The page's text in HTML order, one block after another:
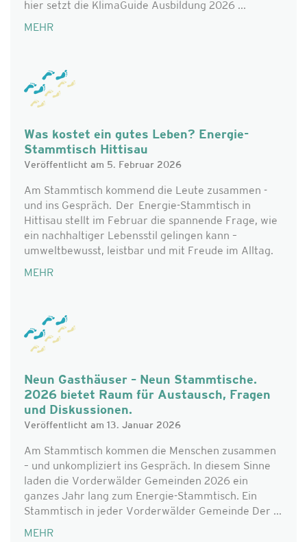
hier setzt die KlimaGuide Ausbildung 2026 ...
MEHR
Was kostet ein gutes Leben? Energie-
Stammtisch Hittisau
Veröffentlicht am 5. Februar 2026
Am Stammtisch kommend die Leute zusammen -
und ins Gespräch. Der Energie-Stammtisch in
Hittisau stellt im Februar die spannende Frage, wie
ein nachhaltiger Lebensstil gelingen kann –
umweltbewusst, leistbar und mit Freude im Alltag.
MEHR
Neun Gasthäuser – Neun Stammtische.
2026 bietet Raum für Austausch, Fragen
und Diskussionen.
Veröffentlicht am 13. Januar 2026
Am Stammtisch kommen die Menschen zusammen
– und unkompliziert ins Gespräch. In diesem Sinne
laden die Vorderwälder Gemeinden 2026 ein
ganzes Jahr lang zum Energie-Stammtisch. Ein
Stammtisch in jeder Vorderwälder Gemeinde Der ...
MEHR